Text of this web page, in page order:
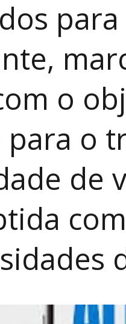
o
para o
de